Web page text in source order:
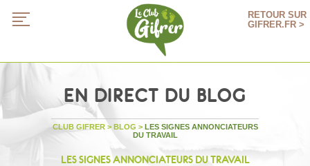
RETOUR SUR
GIFRER.FR >
EN DIRECT DU BLOG
CLUB GIFRER> BLOG > LES SIGNES ANNONCIATEURS
DU TRAVAIL
LES SIGNES ANNONCIATEURS DU TRAVAIL